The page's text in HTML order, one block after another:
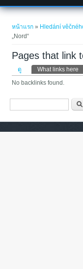
หน้าแรก » Hledání
„Nord“
Pages that link
Primary tabs
ดู What links here
No backlinks found.